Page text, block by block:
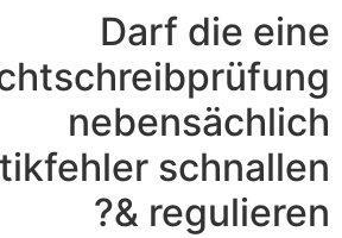
Darf die eine
nebensächlich
schnallen
& regulieren?